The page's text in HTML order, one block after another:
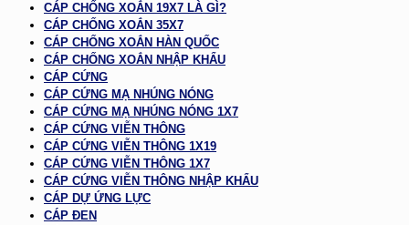
CÁP CHỐNG XOẮN 19X7 LÀ GÌ?
CÁP CHỐNG XOẮN 35X7
CÁP CHỐNG XOẮN HÀN QUỐC
CÁP CHỐNG XOẮN NHẬP KHẨU
CÁP CỨNG
CÁP CỨNG MẠ NHÚNG NÓNG
CÁP CỨNG MẠ NHÚNG NÓNG 1X7
CÁP CỨNG VIỄN THÔNG
CÁP CỨNG VIỄN THÔNG 1X19
CÁP CỨNG VIỄN THÔNG 1X7
CÁP CỨNG VIỄN THÔNG NHẬP KHẨU
CÁP DỰ ỨNG LỰC
CÁP ĐEN